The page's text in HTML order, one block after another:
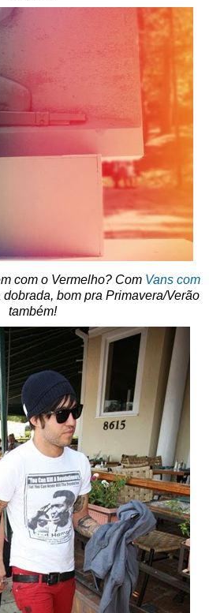
com o Vermelho? Com Vans com
bom pra Primavera/Verão
também!